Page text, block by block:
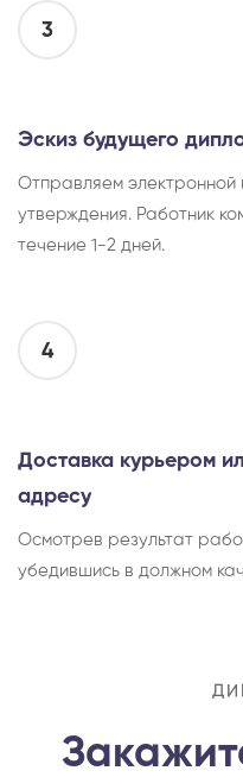
3
Эскиз будущего
Отправляем электронной
утверждения. Работник
течение 1-2 дней.
4
Доставка курьером
адресу
Осмотрев результат
убедившись в должном